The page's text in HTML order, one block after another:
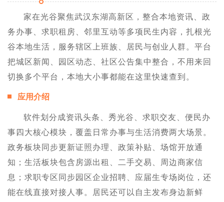
家在光谷聚焦武汉东湖高新区，整合本地资讯、政
务办事、求职租房、邻里互动等多项民生内容，扎根光
谷本地生活，服务辖区上班族、居民与创业人群。平台
把城区新闻、园区动态、社区公告集中整合，不用来回
切换多个平台，本地大小事都能在这里快速查到。
应用介绍
软件划分成资讯头条、秀光谷、求职交友、便民办
事四大核心模块，覆盖日常办事与生活消费两大场景。
政务板块同步更新证照办理、政策补贴、场馆开放通
知；生活板块包含房源出租、二手交易、周边商家信
息；求职专区同步园区企业招聘、应届生专场岗位，还
能在线直接对接人事。居民还可以自主发布身边新鲜